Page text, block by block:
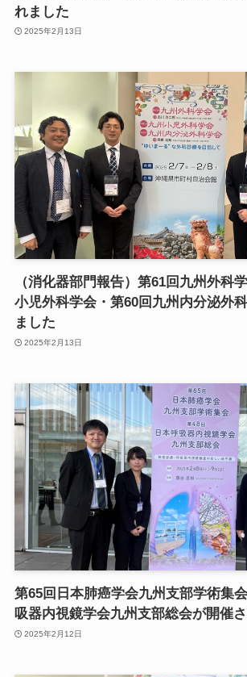
れました
2025年2月13日
（消化器部門報告）第61回九州外科
小児外科学会・第60回九州内分泌外
ました
2025年2月13日
第65回日本肺癌学会九州支部学術集
吸器内視鏡学会九州支部総会が開催
2025年2月12日